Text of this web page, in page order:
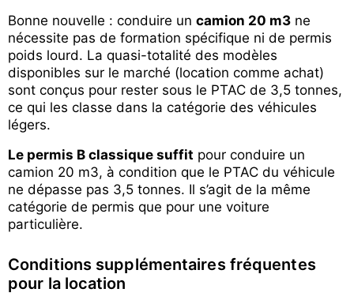
Bonne nouvelle : conduire un camion 20 m3 ne
nécessite pas de formation spécifique ni de permis
poids lourd. La quasi-totalité des modèles
disponibles sur le marché (location comme achat)
sont conçus pour rester sous le PTAC de 3,5 tonnes,
ce qui les classe dans la catégorie des véhicules
légers.
Le permis B classique suffit pour conduire un
camion 20 m3, à condition que le PTAC du véhicule
ne dépasse pas 3,5 tonnes. Il s’agit de la même
catégorie de permis que pour une voiture
particulière.
Conditions supplémentaires fréquentes
pour la location